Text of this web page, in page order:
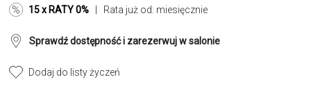
15 x RATY 0% | Rata już od: miesięcznie
Sprawdź dostępność i zarezerwuj w salonie
Dodaj do listy życzeń